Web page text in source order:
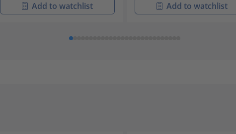
Add to watchlist Add to watchlist